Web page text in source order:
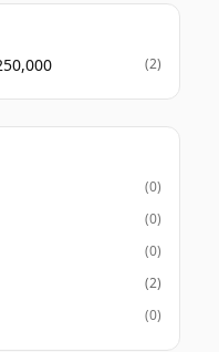
(2)
(0)
(0)
(0)
(2)
(0)